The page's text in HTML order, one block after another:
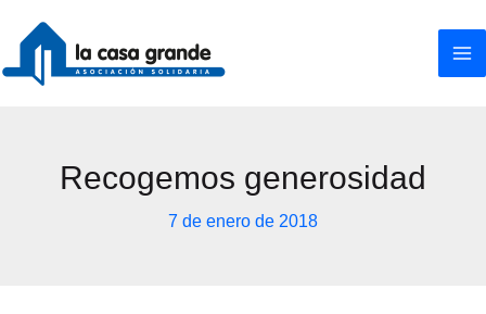
contenido
Recogemos generosidad
7 de enero de 2018